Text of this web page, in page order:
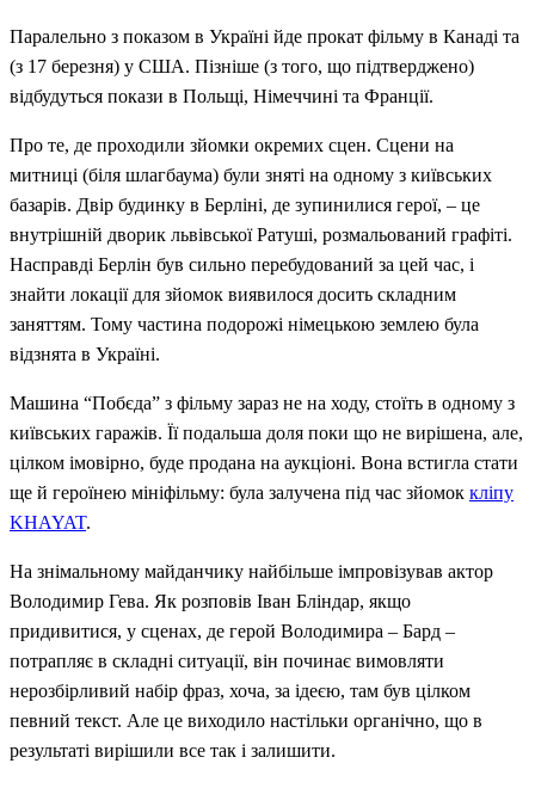
Паралельно з показом в Україні йде прокат фільму в Канаді та
(з 17 березня) у США. Пізніше (з того, що підтверджено)
відбудуться покази в Польщі, Німеччині та Франції.
Про те, де проходили зйомки окремих сцен. Сцени на
митниці (біля шлагбаума) були зняті на одному з київських
базарів. Двір будинку в Берліні, де зупинилися герої, – це
внутрішній дворик львівської Ратуші, розмальований графіті.
Насправді Берлін був сильно перебудований за цей час, і
знайти локації для зйомок виявилося досить складним
заняттям. Тому частина подорожі німецькою землею була
відзнята в Україні.
Машина “Побєда” з фільму зараз не на ходу, стоїть в одному з
київських гаражів. Її подальша доля поки що не вирішена, але,
цілком імовірно, буде продана на аукціоні. Вона встигла стати
ще й героїнею мініфільму: була залучена під час зйомок кліпу
KHAYAT.
На знімальному майданчику найбільше імпровізував актор
Володимир Гева. Як розповів Іван Бліндар, якщо
придивитися, у сценах, де герой Володимира – Бард –
потрапляє в складні ситуації, він починає вимовляти
нерозбірливий набір фраз, хоча, за ідеєю, там був цілком
певний текст. Але це виходило настільки органічно, що в
результаті вирішили все так і залишити.